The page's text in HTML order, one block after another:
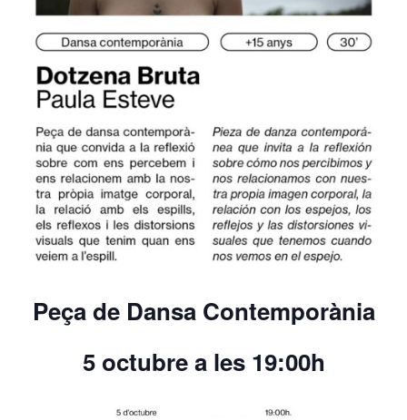
Peça de Dansa Contemporània
5 octubre a les 19:00h